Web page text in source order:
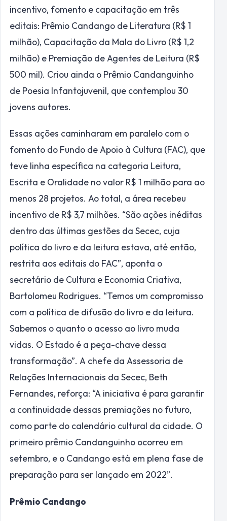
incentivo, fomento e capacitação em três
editais: Prêmio Candango de Literatura (R$ 1
milhão), Capacitação da Mala do Livro (R$ 1,2
milhão) e Premiação de Agentes de Leitura (R$
500 mil). Criou ainda o Prêmio Candanguinho
de Poesia Infantojuvenil, que contemplou 30
jovens autores.
Essas ações caminharam em paralelo com o
fomento do Fundo de Apoio à Cultura (FAC), que
teve linha específica na categoria Leitura,
Escrita e Oralidade no valor R$ 1 milhão para ao
menos 28 projetos. Ao total, a área recebeu
incentivo de R$ 3,7 milhões. “São ações inéditas
dentro das últimas gestões da Secec, cuja
política do livro e da leitura estava, até então,
restrita aos editais do FAC”, aponta o
secretário de Cultura e Economia Criativa,
Bartolomeu Rodrigues. “Temos um compromisso
com a política de difusão do livro e da leitura.
Sabemos o quanto o acesso ao livro muda
vidas. O Estado é a peça-chave dessa
transformação”. A chefe da Assessoria de
Relações Internacionais da Secec, Beth
Fernandes, reforça: “A iniciativa é para garantir
a continuidade dessas premiações no futuro,
como parte do calendário cultural da cidade. O
primeiro prêmio Candanguinho ocorreu em
setembro, e o Candango está em plena fase de
preparação para ser lançado em 2022”.
Prêmio Candango